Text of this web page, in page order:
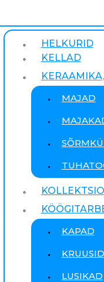
HELKURID
KELLAD
MAJAD
KAPAD
LUSIKAD